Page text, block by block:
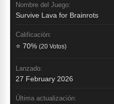
Nombre del Juego:
Survive Lava for Brainrots
Calificación:
⭐ 70% (20 Votos)
Lanzado:
27 February 2026
Última actualización: